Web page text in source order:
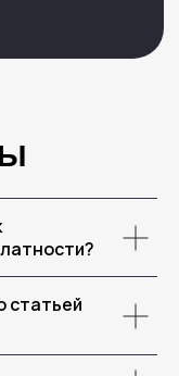
статьей